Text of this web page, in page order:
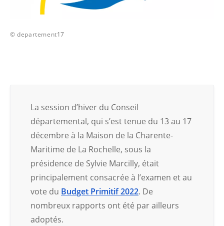
© departement17
La session d’hiver du Conseil
départemental, qui s’est tenue du 13 au 17
décembre à la Maison de la Charente-
Maritime de La Rochelle, sous la
présidence de Sylvie Marcilly, était
principalement consacrée à l’examen et au
vote du Budget Primitif 2022. De
nombreux rapports ont été par ailleurs
adoptés.